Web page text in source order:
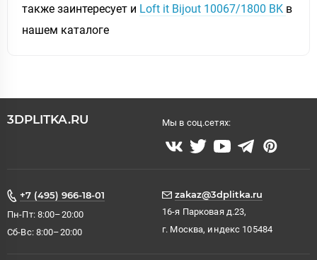
также заинтересует и Loft it Bijout 10067/1800 BK в
нашем каталоге
3DPLITKA.RU Мы в соц.сетях:
+7 (495) 966-18-01
Пн-Пт: 8:00–20:00
Сб-Вс: 8:00–20:00
zakaz@3dplitka.ru
16-я Парковая д.23,
г. Москва, индекс 105484